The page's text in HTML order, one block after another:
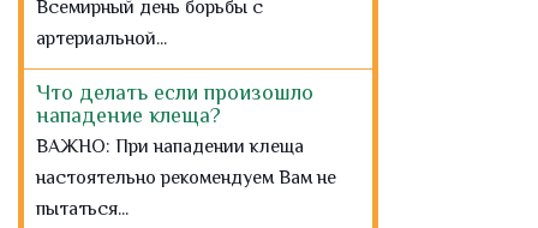
4 апреля в конференц-зале
городской больницы № 15
состоялась региональная
конференция Санкт-Петербурга
и северо-западного округа
«Актуальные вопросы
заместительной почечной
терапии»